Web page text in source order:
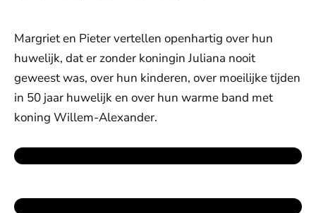
Margriet en Pieter vertellen openhartig over hun
huwelijk, dat er zonder koningin Juliana nooit
geweest was, over hun kinderen, over moeilijke tijden
in 50 jaar huwelijk en over hun warme band met
koning Willem-Alexander.